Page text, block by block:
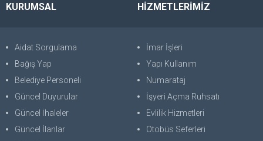
KURUMSAL
Aidat Sorgulama
Bağış Yap
Belediye Personeli
Güncel Duyurular
Güncel İhaleler
Güncel İlanlar
HİZMETLERİMİZ
İmar İşleri
Yapı Kullanım
Numarataj
İşyeri Açma Ruhsatı
Evlilik Hizmetleri
Otobüs Seferleri